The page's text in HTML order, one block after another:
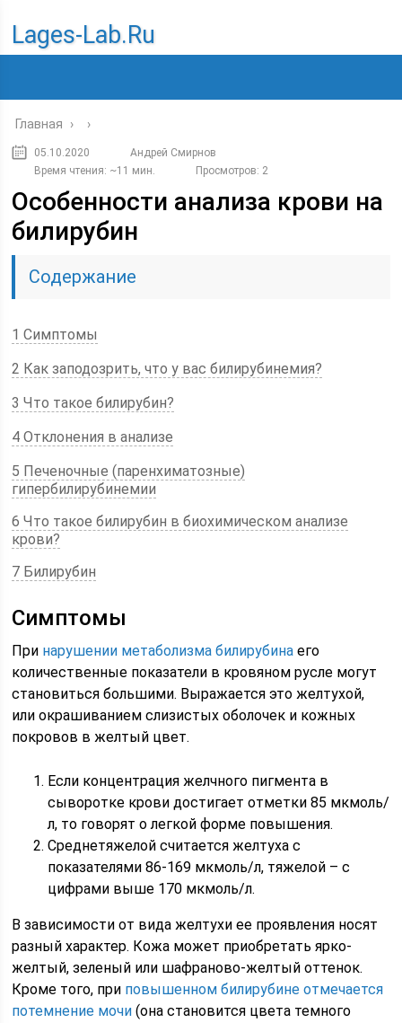
Lages-Lab.ru
Главная › ›
05.10.2020
Андрей Смирнов
Время чтения: ~11 мин.
Просмотров: 2
Особенности анализа крови на
билирубин
Содержание
1 Симптомы
2 Как заподозрить, что у вас билирубинемия?
3 Что такое билирубин?
4 Отклонения в анализе
5 Печеночные (паренхиматозные)
гипербилирубинемии
6 Что такое билирубин в биохимическом анализе
крови?
7 Билирубин
Симптомы
При нарушении метаболизма билирубина его
количественные показатели в кровяном русле могут
становиться большими. Выражается это желтухой,
или окрашиванием слизистых оболочек и кожных
покровов в желтый цвет.
Если концентрация желчного пигмента в
сыворотке крови достигает отметки 85 мкмоль/
л, то говорят о легкой форме повышения.
Среднетяжелой считается желтуха с
показателями 86-169 мкмоль/л, тяжелой – с
цифрами выше 170 мкмоль/л.
В зависимости от вида желтухи ее проявления носят
разный характер. Кожа может приобретать ярко-
желтый, зеленый или шафраново-желтый оттенок.
Кроме того, при повышенном билирубине отмечается
потемнение мочи (она становится цвета темного